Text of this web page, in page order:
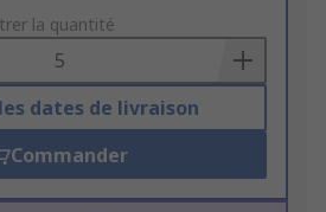
la quantité
dates de livraison
Commander